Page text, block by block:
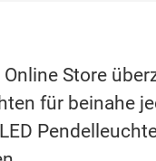
Online Store
für beinahe